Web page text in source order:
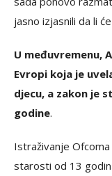
jasno izjasnili da li
U međuvremenu,
Evropi koja je
djecu, a zakon je
godine.
Istraživanje
starosti od 13